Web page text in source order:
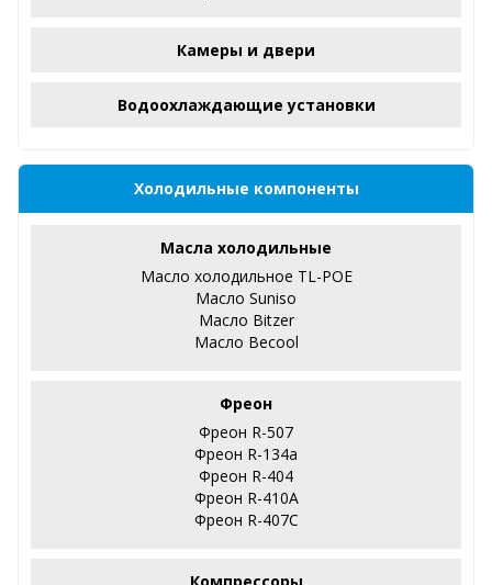
Камеры и двери
Водоохлаждающие установки
Холодильные компоненты
Масла холодильные
Масло холодильное TL-POE
Масло Suniso
Масло Bitzer
Масло Becool
Фреон
Фреон R-507
Фреон R-134a
Фреон R-404
Фреон R-410А
Фреон R-407С
Компрессоры